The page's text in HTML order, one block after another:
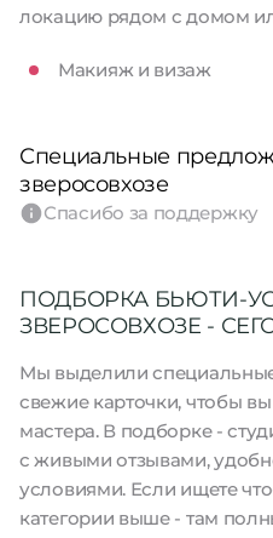
локацию рядом с домом
Макияж и визаж
Специальные
зверосовхозе
Спасибо за поддержку
ПОДБОРКА БЬЮТИ-
ЗВЕРОСОВХОЗЕ -
Мы выделили
свежие карточки, чтобы
мастера. В подборке -
с живыми отзывами,
условиями. Если ищете
категории выше - там